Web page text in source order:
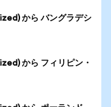
から バングラデシ
から フィリピン・